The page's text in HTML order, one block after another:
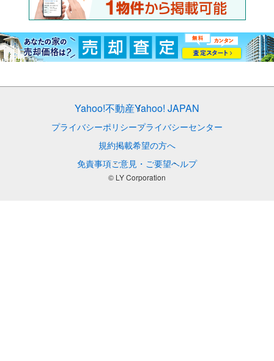
Yahoo!不動産Yahoo! JAPAN
プライバシーポリシープライバシーセンター
規約掲載希望の方へ
免責事項ご意見・ご要望ヘルプ
© LY Corporation